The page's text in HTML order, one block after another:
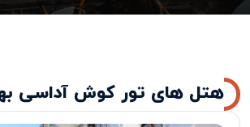
هتل های تور کوش آداسی